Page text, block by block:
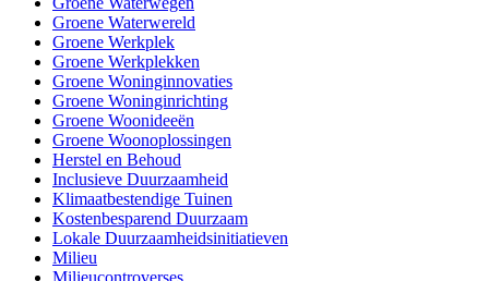
Groene Waterwereld
Groene Werkplek
Groene Werkplekken
Groene Woninginnovaties
Groene Woninginrichting
Groene Woonideeën
Groene Woonoplossingen
Herstel en Behoud
Inclusieve Duurzaamheid
Klimaatbestendige Tuinen
Kostenbesparend Duurzaam
Lokale Duurzaamheidsinitiatieven
Milieu